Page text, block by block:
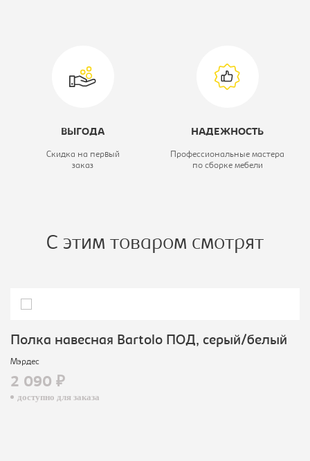
ВЫГОДА
Скидка на первый
заказ
НАДЕЖНОСТЬ
Профессиональные мастера
по сборке мебели
С этим товаром смотрят
Полка навесная Bartolo ПОД, серый/белый
Мэрдес
2 090 ₽
доступно для заказа